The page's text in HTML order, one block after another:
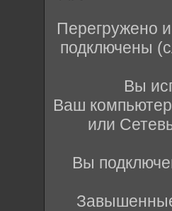
Перегружено
подключены
Вы
Ваш
или
Вы